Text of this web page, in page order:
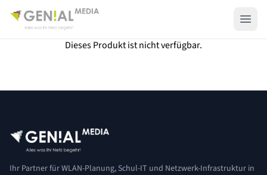
Dieses Produkt ist nicht verfügbar.
Ihr Partner für WLAN-Planung, Schul-IT und Netzwerk-Infrastruktur in